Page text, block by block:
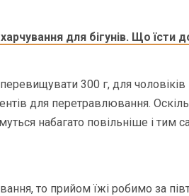
для бігунів. Що їсти
300 г, для чоловіків
для перетравлювання.
набагато повільніше і тим
то прийом їжі робимо за